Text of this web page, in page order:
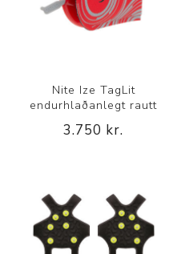
Nite Ize TagLit
endurhlaðanlegt rautt
3.750 kr.